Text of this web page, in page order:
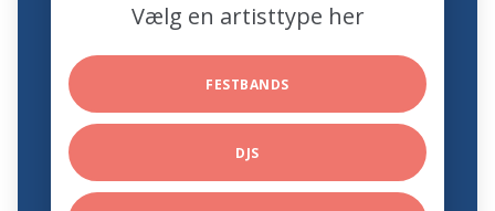
Vælg en artisttype her
FESTBANDS
DJS